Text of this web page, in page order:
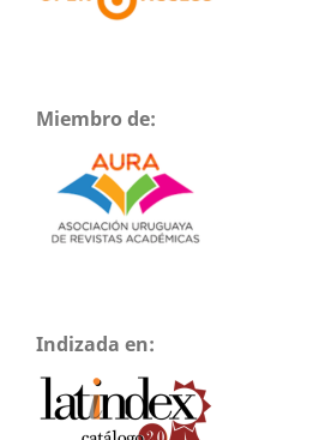
Miembro de:
Indizada en: